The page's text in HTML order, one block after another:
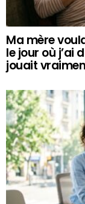
Ma mère
le jour où j’ai
jouait